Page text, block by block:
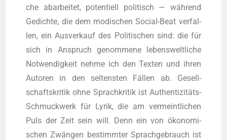
che abar­bei­tet, poten­ti­ell poli­tisch — wäh­rend
Gedich­te, die dem modi­schen Social-Beat ver­fal­
len, ein Aus­ver­kauf des Poli­ti­schen sind: die für
sich in Anspruch genom­me­ne lebens­welt­li­che
Not­wen­dig­keit neh­me ich den Tex­ten und ihren
Autoren in den sel­tens­ten Fäl­len ab. Gesell­
schafts­kri­tik ohne Sprach­kri­tik ist Authen­ti­zi­täts-
Schmuck­werk für Lyrik, die am ver­meint­li­chen
Puls der Zeit sein will. Denn ein von öko­no­mi­
schen Zwän­gen bestimm­ter Sprach­ge­brauch ist